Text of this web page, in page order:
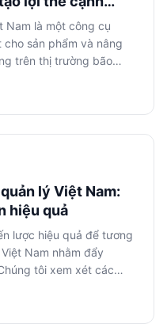
Nam là một công cụ
sản phẩm và nâng
trên thị trường bão
quy trình và lộ trình
công.
lý Việt Nam:
hiệu quả
lược hiệu quả để tương
Nam nhằm đẩy
tôi xem xét các